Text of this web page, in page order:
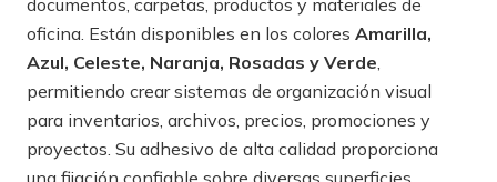
documentos, carpetas, productos y materiales de
oficina. Están disponibles en los colores Amarilla,
Azul, Celeste, Naranja, Rosadas y Verde,
permitiendo crear sistemas de organización visual
para inventarios, archivos, precios, promociones y
proyectos. Su adhesivo de alta calidad proporciona